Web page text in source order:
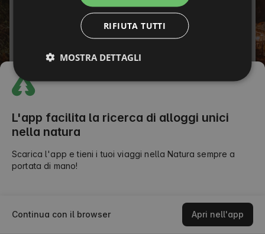
Hai dimenticato la password?
ACCEDI
L'app facilita la ricerca di alloggi unici
nella natura
Scarica l'app e tieni i tuoi viaggi nella Natura sempre a
portata di mano!
Continua con il browser Apri nell'app
RIFIUTA TUTTI
MOSTRA DETTAGLI